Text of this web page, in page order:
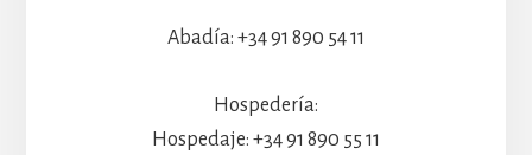
Abadía: +34 91 890 54 11
Hospedería:
Hospedaje: +34 91 890 55 11